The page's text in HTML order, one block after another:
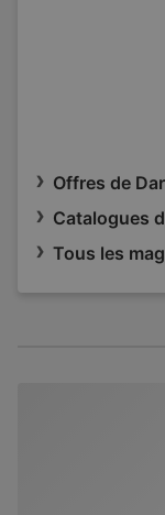
Offres de
Catalogues
Tous les